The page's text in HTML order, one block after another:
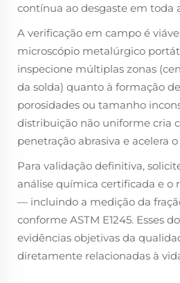
contínua ao desgaste em toda
A verificação em campo é
microscópio metalúrgico
inspecione múltiplas zonas
da solda) quanto à formação
porosidades ou tamanho
distribuição não uniforme cria
penetração abrasiva e acelera
Para validação definitiva,
análise química certificada e o
— incluindo a medição da
conforme ASTM E1245. Esses
evidências objetivas da
diretamente relacionadas à